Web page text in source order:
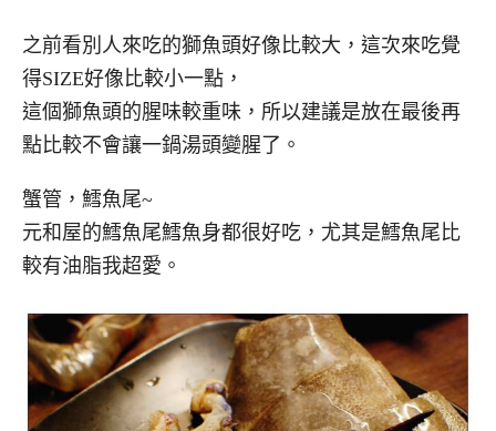
之前看別人來吃的獅魚頭好像比較大，這次來吃覺
得SIZE好像比較小一點，
這個獅魚頭的腥味較重味，所以建議是放在最後再
點比較不會讓一鍋湯頭變腥了。
蟹管，鱈魚尾~
元和屋的鱈魚尾鱈魚身都很好吃，尤其是鱈魚尾比
較有油脂我超愛。